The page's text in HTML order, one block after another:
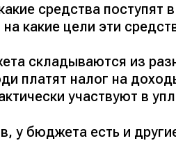
средства поступят
на какие цели эти
складываются из
платят налог на
участвуют в
у бюджета есть и